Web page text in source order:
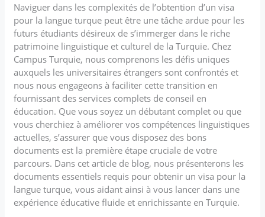
Naviguer dans les complexités de l’obtention d’un visa
pour la langue turque peut être une tâche ardue pour les
futurs étudiants désireux de s’immerger dans le riche
patrimoine linguistique et culturel de la Turquie. Chez
Campus Turquie, nous comprenons les défis uniques
auxquels les universitaires étrangers sont confrontés et
nous nous engageons à faciliter cette transition en
fournissant des services complets de conseil en
éducation. Que vous soyez un débutant complet ou que
vous cherchiez à améliorer vos compétences linguistiques
actuelles, s’assurer que vous disposez des bons
documents est la première étape cruciale de votre
parcours. Dans cet article de blog, nous présenterons les
documents essentiels requis pour obtenir un visa pour la
langue turque, vous aidant ainsi à vous lancer dans une
expérience éducative fluide et enrichissante en Turquie.